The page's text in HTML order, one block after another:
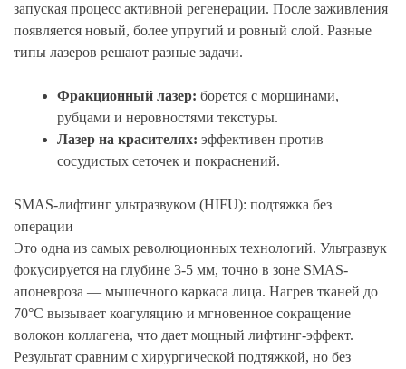
запуская процесс активной регенерации. После заживления
появляется новый, более упругий и ровный слой. Разные
типы лазеров решают разные задачи.
Фракционный лазер: борется с морщинами,
рубцами и неровностями текстуры.
Лазер на красителях: эффективен против
сосудистых сеточек и покраснений.
SMAS-лифтинг ультразвуком (HIFU): подтяжка без
операции
Это одна из самых революционных технологий. Ультразвук
фокусируется на глубине 3-5 мм, точно в зоне SMAS-
апоневроза — мышечного каркаса лица. Нагрев тканей до
70°C вызывает коагуляцию и мгновенное сокращение
волокон коллагена, что дает мощный лифтинг-эффект.
Результат сравним с хирургической подтяжкой, но без